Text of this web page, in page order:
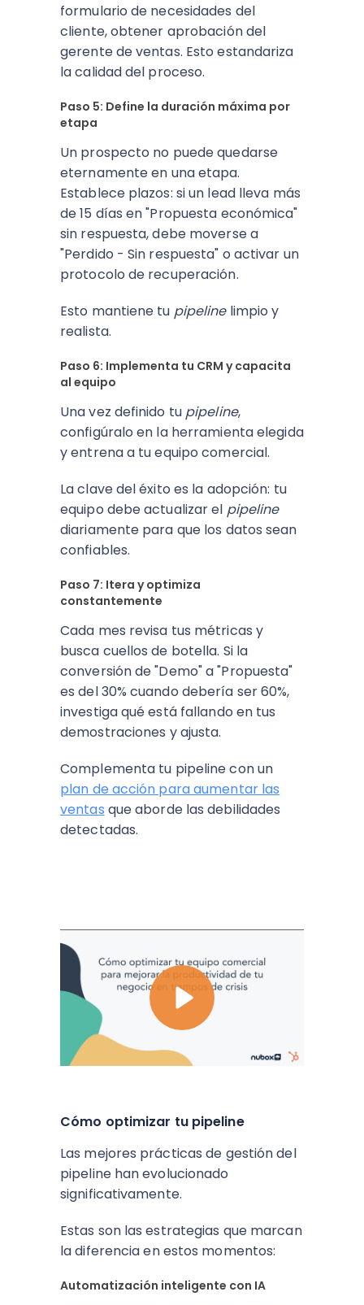
formulario de necesidades del
cliente, obtener aprobación del
gerente de ventas. Esto estandariza
la calidad del proceso.
Paso 5: Define la duración máxima por
etapa
Un prospecto no puede quedarse
eternamente en una etapa.
Establece plazos: si un lead lleva más
de 15 días en "Propuesta económica"
sin respuesta, debe moverse a
"Perdido - Sin respuesta" o activar un
protocolo de recuperación.
Esto mantiene tu pipelinelimpio y
realista.
Paso 6: Implementa tu CRM y capacita
al equipo
Una vez definido tu pipeline,
configúralo en la herramienta elegida
y entrena a tu equipo comercial.
La clave del éxito es la adopción: tu
equipo debe actualizar el pipeline
diariamente para que los datos sean
confiables.
Paso 7: Itera y optimiza
constantemente
Cada mes revisa tus métricas y
busca cuellos de botella. Si la
conversión de "Demo" a "Propuesta"
es del 30% cuando debería ser 60%,
investiga qué está fallando en tus
demostraciones y ajusta.
Complementa tu pipeline con un
plan de acción para aumentar las
ventas que aborde las debilidades
detectadas.
Cómo optimizar tu pipeline
Las mejores prácticas de gestión del
pipeline han evolucionado
significativamente.
Estas son las estrategias que marcan
la diferencia en estos momentos:
Automatización inteligente con IA